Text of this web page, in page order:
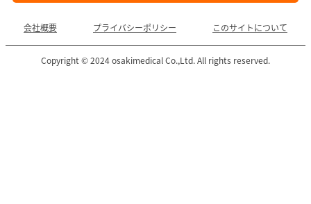
会社概要 プライバシーポリシー このサイトについて
Copyright © 2024 osakimedical Co.,Ltd. All rights reserved.